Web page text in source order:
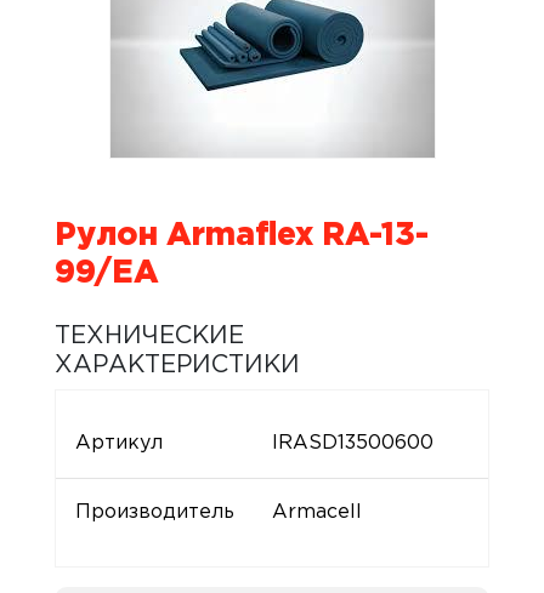
Рулон Armaflex RA-13-
99/EA
ТЕХНИЧЕСКИЕ
ХАРАКТЕРИСТИКИ
Артикул IRASD13500600
Производитель Armacell